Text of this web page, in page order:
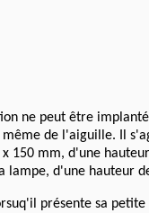
ne peut être
de l'aiguille. Il
150 mm, d'une
lampe, d'une hauteur
présente sa